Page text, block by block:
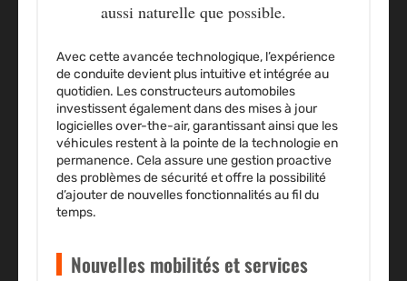
aussi naturelle que possible.
Avec cette avancée technologique, l’expérience
de conduite devient plus intuitive et intégrée au
quotidien. Les constructeurs automobiles
investissent également dans des mises à jour
logicielles over-the-air, garantissant ainsi que les
véhicules restent à la pointe de la technologie en
permanence. Cela assure une gestion proactive
des problèmes de sécurité et offre la possibilité
d’ajouter de nouvelles fonctionnalités au fil du
temps.
Nouvelles mobilités et services